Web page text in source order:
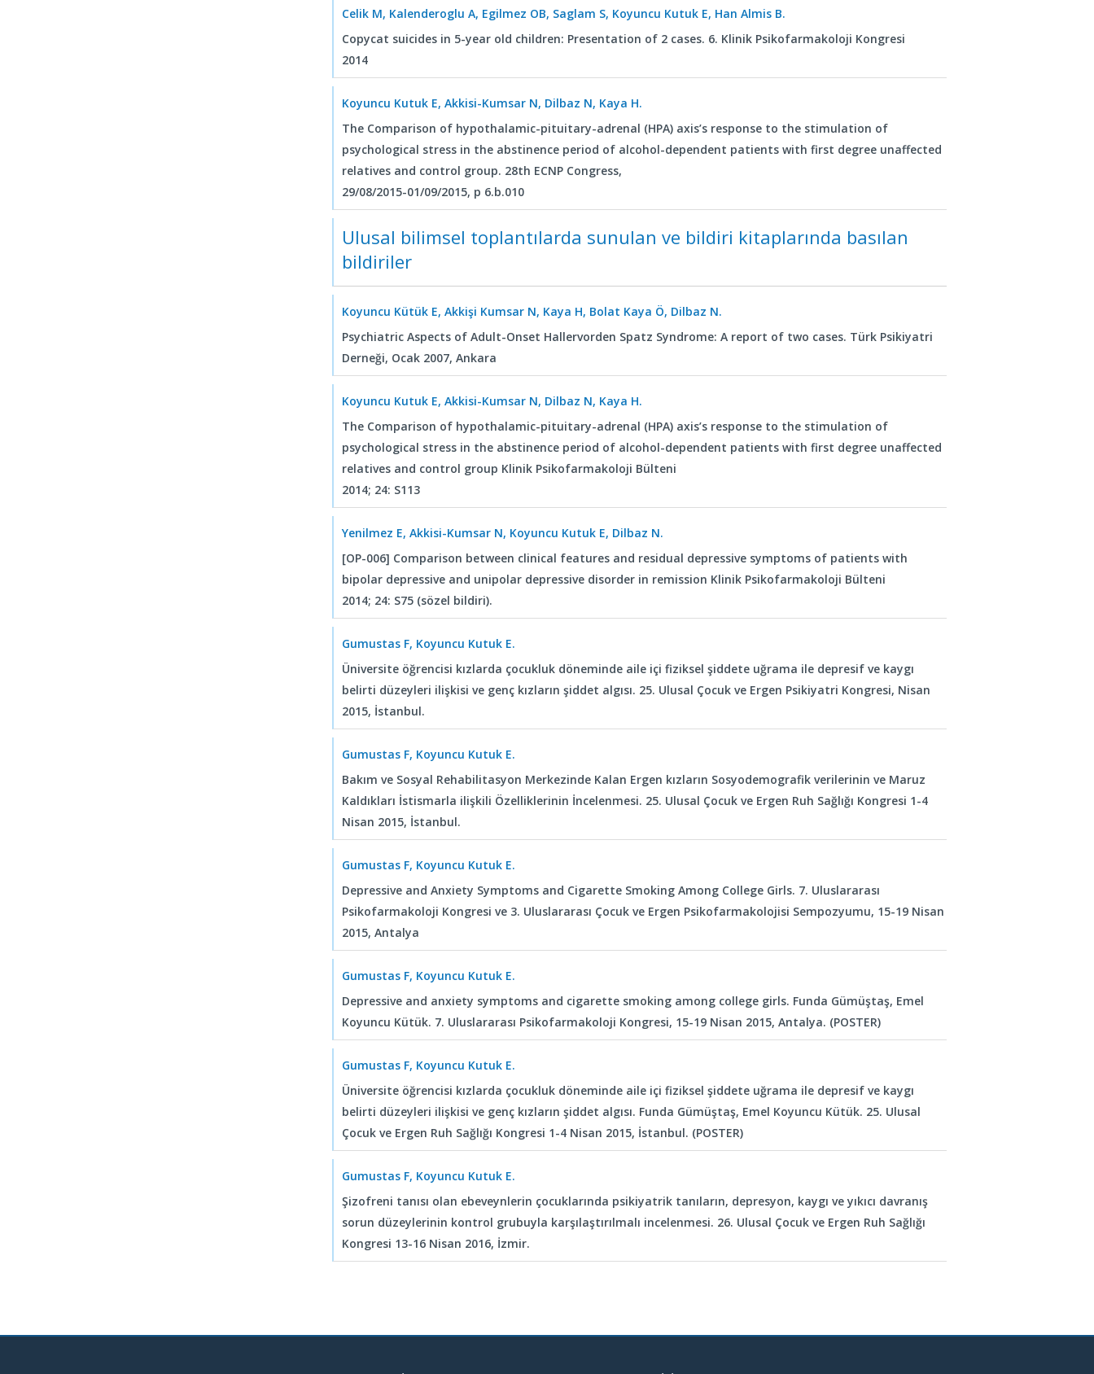
Celik M, Kalenderoglu A, Egilmez OB, Saglam S, Koyuncu Kutuk E, Han Almis B.
Copycat suicides in 5-year old children: Presentation of 2 cases. 6. Klinik Psikofarmakoloji Kongresi
2014
Koyuncu Kutuk E, Akkisi-Kumsar N, Dilbaz N, Kaya H.
The Comparison of hypothalamic-pituitary-adrenal (HPA) axis’s response to the stimulation of
psychological stress in the abstinence period of alcohol-dependent patients with first degree unaffected
relatives and control group. 28th ECNP Congress,
29/08/2015-01/09/2015, p 6.b.010
Ulusal bilimsel toplantılarda sunulan ve bildiri kitaplarında basılan
bildiriler
Koyuncu Kütük E, Akkişi Kumsar N, Kaya H, Bolat Kaya Ö, Dilbaz N.
Psychiatric Aspects of Adult-Onset Hallervorden Spatz Syndrome: A report of two cases. Türk Psikiyatri
Derneği, Ocak 2007, Ankara
Koyuncu Kutuk E, Akkisi-Kumsar N, Dilbaz N, Kaya H.
The Comparison of hypothalamic-pituitary-adrenal (HPA) axis’s response to the stimulation of
psychological stress in the abstinence period of alcohol-dependent patients with first degree unaffected
relatives and control group Klinik Psikofarmakoloji Bülteni
2014; 24: S113
Yenilmez E, Akkisi-Kumsar N, Koyuncu Kutuk E, Dilbaz N.
[OP-006] Comparison between clinical features and residual depressive symptoms of patients with
bipolar depressive and unipolar depressive disorder in remission Klinik Psikofarmakoloji Bülteni
2014; 24: S75 (sözel bildiri).
Gumustas F, Koyuncu Kutuk E.
Üniversite öğrencisi kızlarda çocukluk döneminde aile içi fiziksel şiddete uğrama ile depresif ve kaygı
belirti düzeyleri ilişkisi ve genç kızların şiddet algısı. 25. Ulusal Çocuk ve Ergen Psikiyatri Kongresi, Nisan
2015, İstanbul.
Gumustas F, Koyuncu Kutuk E.
Bakım ve Sosyal Rehabilitasyon Merkezinde Kalan Ergen kızların Sosyodemografik verilerinin ve Maruz
Kaldıkları İstismarla ilişkili Özelliklerinin İncelenmesi. 25. Ulusal Çocuk ve Ergen Ruh Sağlığı Kongresi 1-4
Nisan 2015, İstanbul.
Gumustas F, Koyuncu Kutuk E.
Depressive and Anxiety Symptoms and Cigarette Smoking Among College Girls. 7. Uluslararası
Psikofarmakoloji Kongresi ve 3. Uluslararası Çocuk ve Ergen Psikofarmakolojisi Sempozyumu, 15-19 Nisan
2015, Antalya
Gumustas F, Koyuncu Kutuk E.
Depressive and anxiety symptoms and cigarette smoking among college girls. Funda Gümüştaş, Emel
Koyuncu Kütük. 7. Uluslararası Psikofarmakoloji Kongresi, 15-19 Nisan 2015, Antalya. (POSTER)
Gumustas F, Koyuncu Kutuk E.
Üniversite öğrencisi kızlarda çocukluk döneminde aile içi fiziksel şiddete uğrama ile depresif ve kaygı
belirti düzeyleri ilişkisi ve genç kızların şiddet algısı. Funda Gümüştaş, Emel Koyuncu Kütük. 25. Ulusal
Çocuk ve Ergen Ruh Sağlığı Kongresi 1-4 Nisan 2015, İstanbul. (POSTER)
Gumustas F, Koyuncu Kutuk E.
Şizofreni tanısı olan ebeveynlerin çocuklarında psikiyatrik tanıların, depresyon, kaygı ve yıkıcı davranış
sorun düzeylerinin kontrol grubuyla karşılaştırılmalı incelenmesi. 26. Ulusal Çocuk ve Ergen Ruh Sağlığı
Kongresi 13-16 Nisan 2016, İzmir.